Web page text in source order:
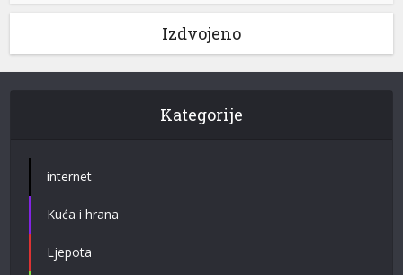
Izdvojeno
Kategorije
internet
Kuća i hrana
Ljepota